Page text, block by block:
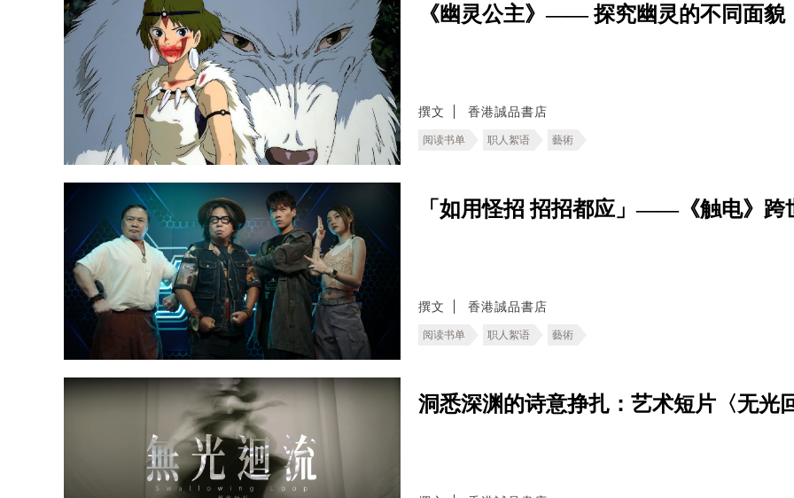
《幽灵公主》—— 探究幽灵的不同面貌
撰文 香港誠品書店
阅读书单 职人絮语 藝術
「如用怪招 招招都应」——《触电》跨
撰文 香港誠品書店
阅读书单 职人絮语 藝術
洞悉深渊的诗意挣扎：艺术短片〈无光